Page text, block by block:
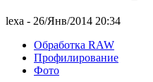
lexa - 26/Янв/2014 20:34
Обработка RAW
Профилирование
Фото